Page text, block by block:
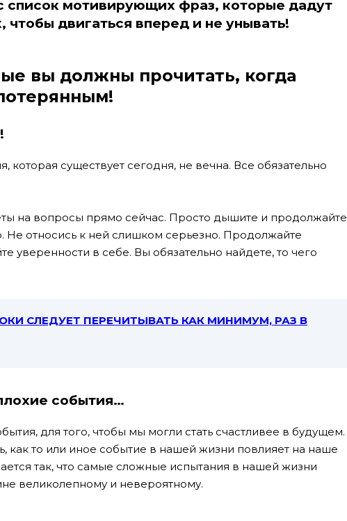
список мотивирующих фраз, которые дадут
двигаться вперед и не унывать!
вы должны прочитать, когда
которая существует сегодня, не вечна. Все обязательно
на вопросы прямо сейчас. Просто дышите и продолжайте
Не относись к ней слишком серьезно. Продолжайте
уверенности в себе. Вы обязательно найдете, то чего
СЛЕДУЕТ ПЕРЕЧИТЫВАТЬ КАК МИНИМУМ, РАЗ В
события…
для того, чтобы мы могли стать счастливее в будущем.
как то или иное событие в нашей жизни повлияет на наше
так, что самые сложные испытания в нашей жизни
великолепному и невероятному.